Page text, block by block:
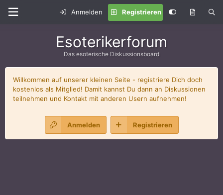
Anmelden Registrieren
Esoterikerforum
Das esoterische Diskussionsboard
Willkommen auf unserer kleinen Seite - registriere Dich doch
kostenlos als Mitglied! Damit kannst Du dann an Diskussionen
teilnehmen und Kontakt mit anderen Usern aufnehmen!
Anmelden Registrieren